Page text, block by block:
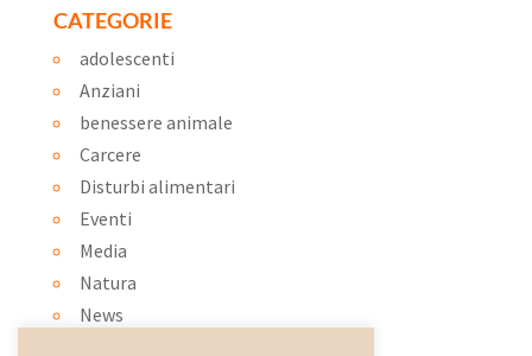
CATEGORIE
adolescenti
Anziani
benessere animale
Carcere
Disturbi alimentari
Eventi
Media
Natura
News